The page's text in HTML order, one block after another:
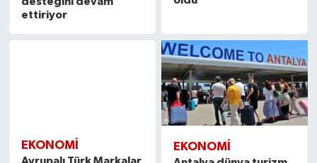
ettiriyor
EKONOMİ EKONOMİ